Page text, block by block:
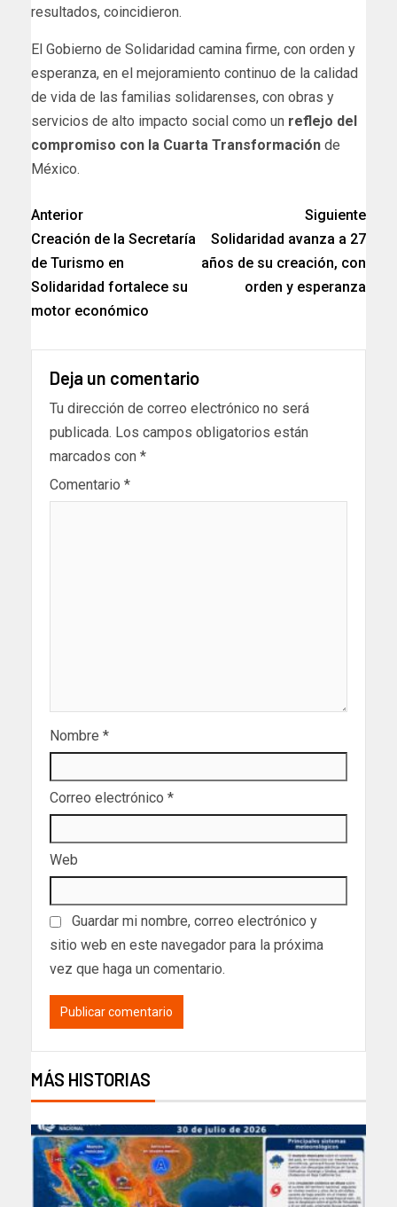
resultados, coincidieron.
El Gobierno de Solidaridad camina firme, con orden y
esperanza, en el mejoramiento continuo de la calidad
de vida de las familias solidarenses, con obras y
servicios de alto impacto social como un reflejo del
compromiso con la Cuarta Transformación de
México.
Anterior
Creación de la Secretaría
de Turismo en
Solidaridad fortalece su
motor económico
Siguiente
Solidaridad avanza a 27
años de su creación, con
orden y esperanza
Deja un comentario
Tu dirección de correo electrónico no será
publicada. Los campos obligatorios están
marcados con *
Comentario *
Nombre *
Correo electrónico *
Web
Guardar mi nombre, correo electrónico y
sitio web en este navegador para la próxima
vez que haga un comentario.
MÁS HISTORIAS